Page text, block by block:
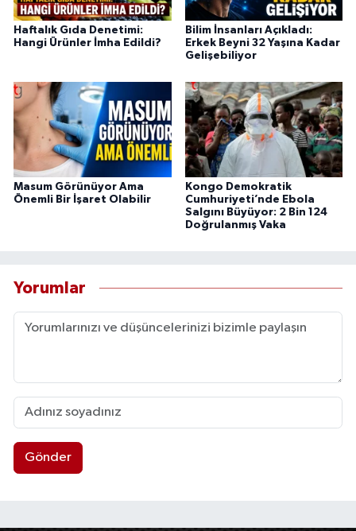
Haftalık Gıda Denetimi:
Hangi Ürünler İmha Edildi?
Bilim İnsanları Açıkladı:
Erkek Beyni 32 Yaşına Kadar
Gelişebiliyor
Masum Görünüyor Ama
Önemli Bir İşaret Olabilir
Kongo Demokratik
Cumhuriyeti’nde Ebola
Salgını Büyüyor: 2 Bin 124
Doğrulanmış Vaka
Yorumlar
Gönder